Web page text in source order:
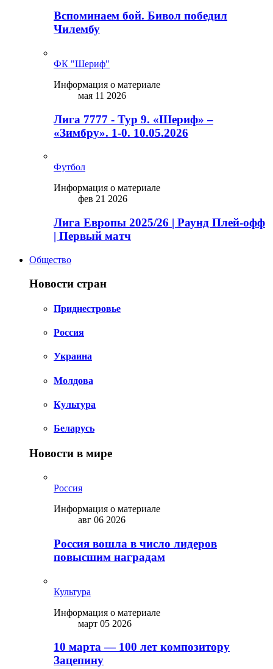
Вспоминаем бой. Бивол победил
Чилембу
ФК "Шериф"
Информация о материале
мая 11 2026
Лига 7777 - Тур 9. «Шериф» –
«Зимбру». 1-0. 10.05.2026
Футбол
Информация о материале
фев 21 2026
Лига Европы 2025/26 | Раунд Плей-офф
| Первый матч
Общество
Новости стран
Приднестровье
Россия
Украина
Молдова
Культура
Беларусь
Новости в мире
Россия
Информация о материале
авг 06 2026
Россия вошла в число лидеров
повысшим наградам
Культура
Информация о материале
март 05 2026
10 марта — 100 лет композитору
Зацепину